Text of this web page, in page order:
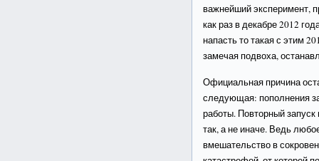
важнейший эксперимент,
как раз в декабре 2012
напасть то такая с этим
замечая подвоха,
Официальная причина
следующая: пополнения
работы. Повторный
так, а не иначе. Ведь
вмешательство в